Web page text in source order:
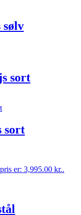
sort
sort
er: 3,995.00 kr..